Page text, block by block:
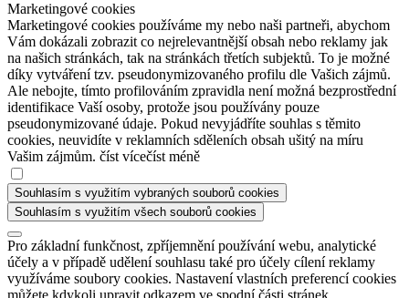
Marketingové cookies
Marketingové cookies používáme my nebo naši partneři, abychom
Vám dokázali zobrazit co nejrelevantnější obsah nebo reklamy jak
na našich stránkách, tak na stránkách třetích subjektů. To je možné
díky vytváření tzv. pseudonymizovaného profilu dle Vašich zájmů.
Ale nebojte, tímto profilováním zpravidla není možná bezprostřední
identifikace Vaší osoby, protože jsou používány pouze
pseudonymizované údaje. Pokud nevyjádříte souhlas s těmito
cookies, neuvidíte v reklamních sděleních obsah ušitý na míru
Vašim zájmům. číst vícečíst méně
Souhlasím s využitím vybraných souborů cookies
Souhlasím s využitím všech souborů cookies
Pro základní funkčnost, zpříjemnění používání webu, analytické
účely a v případě udělení souhlasu také pro účely cílení reklamy
využíváme soubory cookies. Nastavení vlastních preferencí cookies